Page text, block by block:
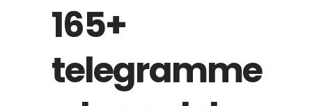
165+
telegramme